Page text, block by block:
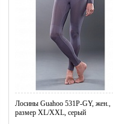
Лосины Guahoo 531P-GY, жен.,
размер XL/XXL, серый